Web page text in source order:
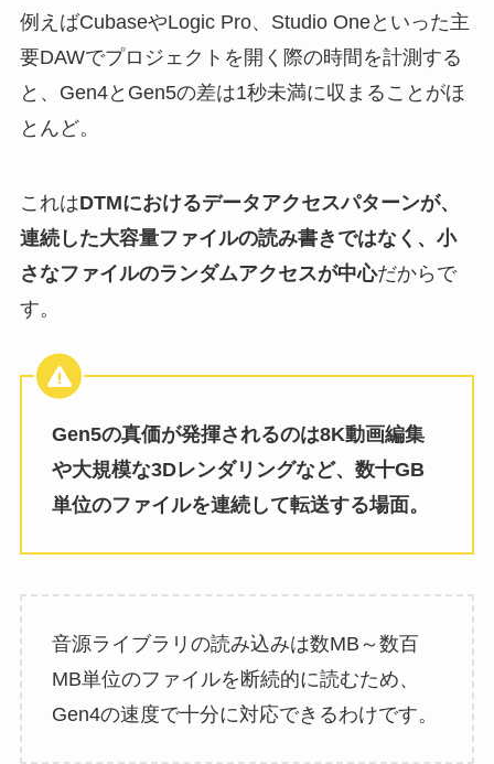
例えばCubaseやLogic Pro、Studio Oneといった主
要DAWでプロジェクトを開く際の時間を計測する
と、Gen4とGen5の差は1秒未満に収まることがほ
とんど。
これはDTMにおけるデータアクセスパターンが、
連続した大容量ファイルの読み書きではなく、小
さなファイルのランダムアクセスが中心だからで
す。
Gen5の真価が発揮されるのは8K動画編集
や大規模な3Dレンダリングなど、数十GB
単位のファイルを連続して転送する場面。
音源ライブラリの読み込みは数MB～数百
MB単位のファイルを断続的に読むため、
Gen4の速度で十分に対応できるわけです。